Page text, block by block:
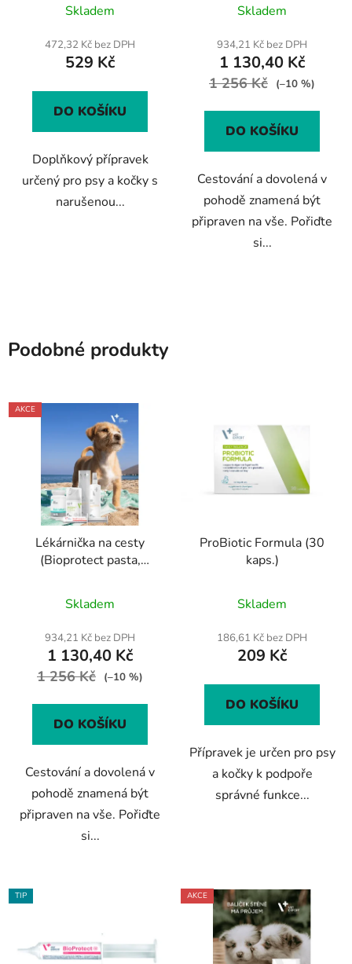
hodnocení
produktu
je
z
Skladem
472,32 Kč bez DPH
529 Kč
DO KOŠÍKU
Doplňkový přípravek
určený pro psy a kočky s
narušenou...
KalmVet)
Skladem
934,21 Kč bez DPH
1 130,40 Kč
1 256 Kč (–10 %)
DO KOŠÍKU
Cestování a dovolená v
pohodě znamená být
připraven na vše. Pořiďte
si...
Podobné produkty
AKCE
Lékárnička na cesty
(Bioprotect pasta,
Caryodent zubní pasta a
KalmVet)
Skladem
934,21 Kč bez DPH
1 130,40 Kč
1 256 Kč (–10 %)
DO KOŠÍKU
Cestování a dovolená v
pohodě znamená být
připraven na vše. Pořiďte
si...
ProBiotic Formula (30
kaps.)
hodnocení
produktu
je
z
Skladem
186,61 Kč bez DPH
209 Kč
DO KOŠÍKU
Přípravek je určen pro psy
a kočky k podpoře
správné funkce...
TIP AKCE